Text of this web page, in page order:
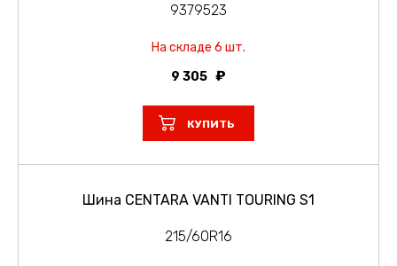
9379523
На складе 6 шт.
9 305
КУПИТЬ
Шина CENTARA VANTI TOURING S1
215/60R16